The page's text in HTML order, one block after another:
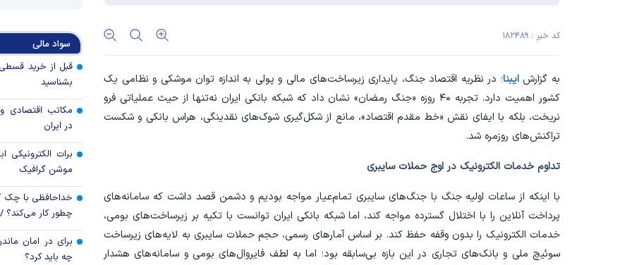
کد خبر : ۱۸۲۴۸۹
به گزارشایبنا؛ در نظریه اقتصاد جنگ، پایداری زیرساخت‌های مالی و پولی به اندازه توان موشکی و نظامی یک
کشور اهمیت دارد. تجربه ۴۰ روزه «جنگ رمضان» نشان داد که شبکه بانکی ایران نه‌تنها از حیث عملیاتی فرو
نریخت، بلکه با ایفای نقش «خط مقدم اقتصاد»، مانع از شکل‌گیری شوک‌های نقدینگی، هراس بانکی و شکست
تراکنش‌های روزمره شد.
تداوم خدمات الکترونیک در اوج حملات سایبری
با اینکه از ساعات اولیه جنگ با جنگ‌های سایبری تمام‌عیار مواجه بودیم و دشمن قصد داشت که سامانه‌های
پرداخت آنلاین را با اختلال گسترده مواجه کند، اما شبکه بانکی ایران توانست با تکیه بر زیرساخت‌های بومی،
خدمات الکترونیک را بدون وقفه حفظ کند. بر اساس آمار‌های رسمی، حجم حملات سایبری به لایه‌های زیرساخت
سوئیچ ملی و بانک‌های تجاری در این بازه بی‌سابقه بود؛ اما به لطف فایروال‌های بومی و سامانه‌های هشدار
عوارض هرمز؛
امنیت دریایی به
کدام گروه‌های
رویه جدید ارز
جزئیات
تسعیر ارز واردات
سواد مالی
بشناسید
مکاتب اقتصادی
در ایران
برات الکترونیکی
موشن گرافیک
خداحافظی با
چطور کار
برای در امان
چه باید کرد؟